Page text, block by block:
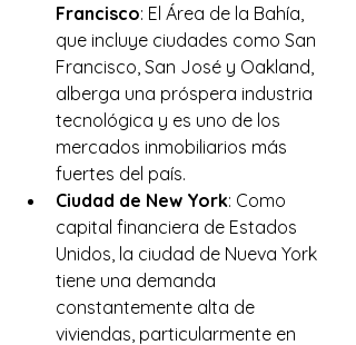
Francisco: El Área de la Bahía,
que incluye ciudades como San
Francisco, San José y Oakland,
alberga una próspera industria
tecnológica y es uno de los
mercados inmobiliarios más
fuertes del país.
Ciudad de New York: Como
capital financiera de Estados
Unidos, la ciudad de Nueva York
tiene una demanda
constantemente alta de
viviendas, particularmente en